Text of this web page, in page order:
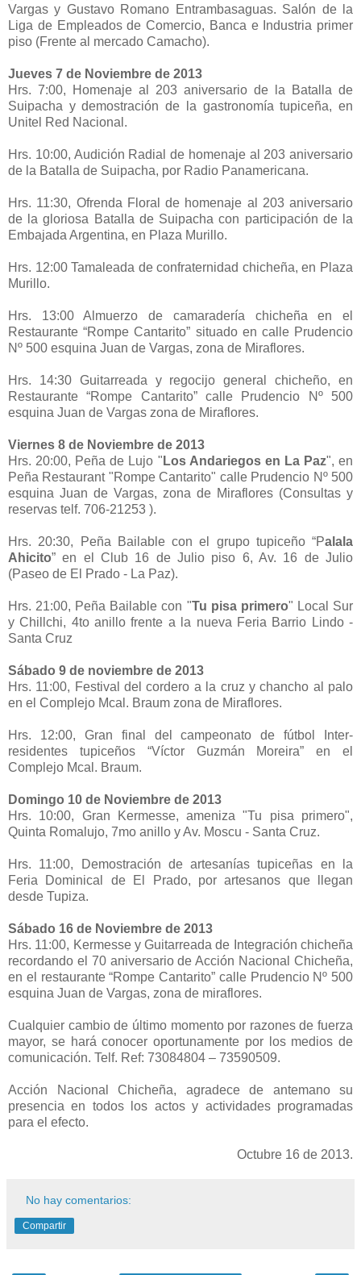
Vargas y Gustavo Romano Entrambasaguas. Salón de la
Liga de Empleados de Comercio, Banca e Industria primer
piso (Frente al mercado Camacho).
Jueves 7 de Noviembre de 2013
Hrs. 7:00, Homenaje al 203 aniversario de la Batalla de
Suipacha y demostración de la gastronomía tupiceña, en
Unitel Red Nacional.
Hrs. 10:00, Audición Radial de homenaje al 203 aniversario
de la Batalla de Suipacha, por Radio Panamericana.
Hrs. 11:30, Ofrenda Floral de homenaje al 203 aniversario
de la gloriosa Batalla de Suipacha con participación de la
Embajada Argentina, en Plaza Murillo.
Hrs. 12:00 Tamaleada de confraternidad chicheña, en Plaza
Murillo.
Hrs. 13:00 Almuerzo de camaradería chicheña en el
Restaurante “Rompe Cantarito” situado en calle Prudencio
Nº 500 esquina Juan de Vargas, zona de Miraflores.
Hrs. 14:30 Guitarreada y regocijo general chicheño, en
Restaurante “Rompe Cantarito” calle Prudencio Nº 500
esquina Juan de Vargas zona de Miraflores.
Viernes 8 de Noviembre de 2013
Hrs. 20:00, Peña de Lujo " Los Andariegos en La Paz", en
Peña Restaurant "Rompe Cantarito" calle Prudencio Nº 500
esquina Juan de Vargas, zona de Miraflores (Consultas y
reservas telf. 706-21253 ).
Hrs. 20:30, Peña Bailable con el grupo tupiceño “Palala
Ahicito” en el Club 16 de Julio piso 6, Av. 16 de Julio
(Paseo de El Prado - La Paz).
Hrs. 21:00, Peña Bailable con "Tu pisa primero" Local Sur
y Chillchi, 4to anillo frente a la nueva Feria Barrio Lindo -
Santa Cruz
Sábado 9 de noviembre de 2013
Hrs. 11:00, Festival del cordero a la cruz y chancho al palo
en el Complejo Mcal. Braum zona de Miraflores.
Hrs. 12:00, Gran final del campeonato de fútbol Inter-
residentes tupiceños “Víctor Guzmán Moreira” en el
Complejo Mcal. Braum.
Domingo 10 de Noviembre de 2013
Hrs. 10:00, Gran Kermesse, ameniza "Tu pisa primero",
Quinta Romalujo, 7mo anillo y Av. Moscu - Santa Cruz.
Hrs. 11:00, Demostración de artesanías tupiceñas en la
Feria Dominical de El Prado, por artesanos que llegan
desde Tupiza.
Sábado 16 de Noviembre de 2013
Hrs. 11:00, Kermesse y Guitarreada de Integración chicheña
recordando el 70 aniversario de Acción Nacional Chicheña,
en el restaurante “Rompe Cantarito” calle Prudencio Nº 500
esquina Juan de Vargas, zona de miraflores.
Cualquier cambio de último momento por razones de fuerza
mayor, se hará conocer oportunamente por los medios de
comunicación. Telf. Ref: 73084804 – 73590509.
Acción Nacional Chicheña, agradece de antemano su
presencia en todos los actos y actividades programadas
para el efecto.
Octubre 16 de 2013.
No hay comentarios:
Compartir